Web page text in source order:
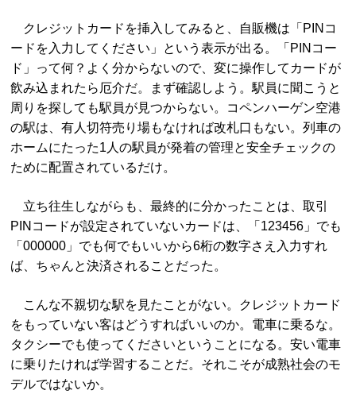
クレジットカードを挿入してみると、自販機は「PINコ
ードを入力してください」という表示が出る。「PINコー
ド」って何？よく分からないので、変に操作してカードが
飲み込まれたら厄介だ。まず確認しよう。駅員に聞こうと
周りを探しても駅員が見つからない。コペンハーゲン空港
の駅は、有人切符売り場もなければ改札口もない。列車の
ホームにたった1人の駅員が発着の管理と安全チェックの
ために配置されているだけ。
立ち往生しながらも、最終的に分かったことは、取引
PINコードが設定されていないカードは、「123456」でも
「000000」でも何でもいいから6桁の数字さえ入力すれ
ば、ちゃんと決済されることだった。
こんな不親切な駅を見たことがない。クレジットカード
をもっていない客はどうすればいいのか。電車に乗るな。
タクシーでも使ってくださいということになる。安い電車
に乗りたければ学習することだ。それこそが成熟社会のモ
デルではないか。